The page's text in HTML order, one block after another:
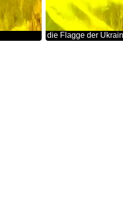
die Flagge der